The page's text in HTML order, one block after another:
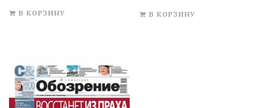
В КОРЗИНУ В КОРЗИНУ